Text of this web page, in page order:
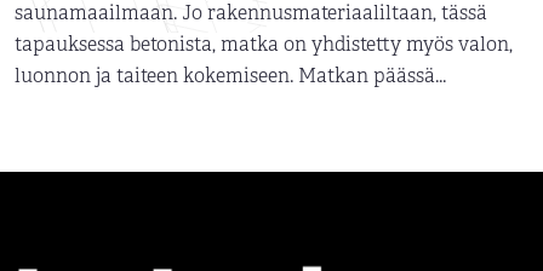
saunamaailmaan. Jo rakennusmateriaaliltaan, tässä
tapauksessa betonista, matka on yhdistetty myös valon,
luonnon ja taiteen kokemiseen. Matkan päässä...